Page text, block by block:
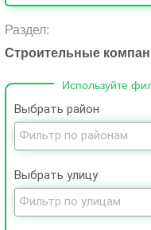
Раздел:
Строительные
Используйте
Выбрать район
Выбрать улицу